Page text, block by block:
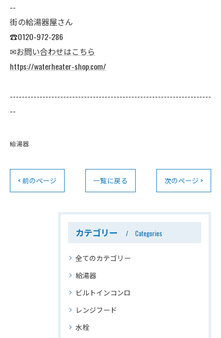
--
街の給湯器屋さん
☎0120-972-286
✉お問い合わせはこちら
https://waterheater-shop.com/
--------------------------------------------------------------------
--
給湯器
< 前のページ 一覧に戻る 次のページ >
カテゴリー Categories
全てのカテゴリー
給湯器
ビルトインコンロ
レンジフード
水栓